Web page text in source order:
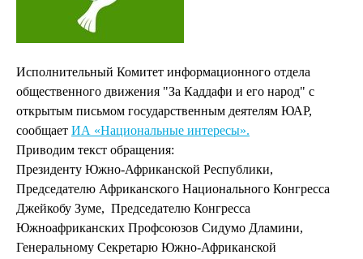
Исполнительный Комитет информационного отдела
общественного движения "За Каддафи и его народ" с
открытым письмом государственным деятелям ЮАР,
сообщает ИА «Национальные интересы».
Приводим текст обращения:
Президенту Южно-Африканской Республики,
Председателю Африканского Национального Конгресса
Джейкобу Зуме, Председателю Конгресса
Южноафриканских Профсоюзов Сидумо Дламини,
Генеральному Секретарю Южно-Африканской